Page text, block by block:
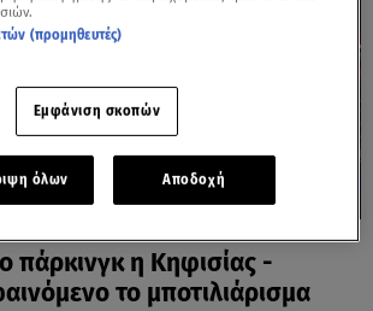
πάρκινγκ η Κηφισίας -
το μποτιλιάρισμα
(προμηθευτές)
Εμφάνιση σκοπών
όλων Αποδοχή